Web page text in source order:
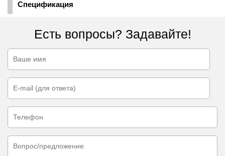
Спецификация
Есть вопросы? Задавайте!